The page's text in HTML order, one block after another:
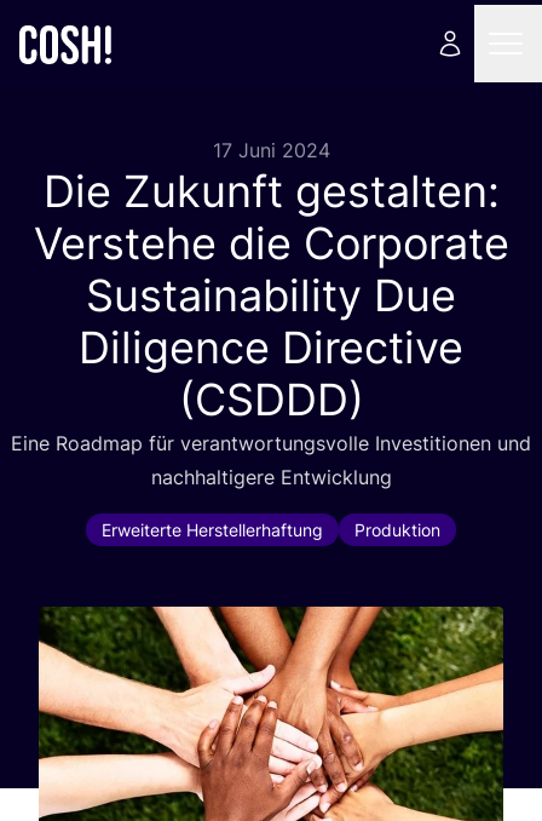
17 Juni 2024
Die Zukunft gestalten:
Verstehe die Corporate
Sustainability Due
Diligence Directive
(CSDDD)
Eine Road­map für ver­ant­wor­tungs­vol­le Inves­ti­tio­nen und
nach­hal­ti­ge­re Entwicklung
Erweiterte Herstellerhaftung Produktion